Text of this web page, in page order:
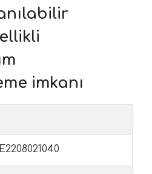
imkanı
E2208021040